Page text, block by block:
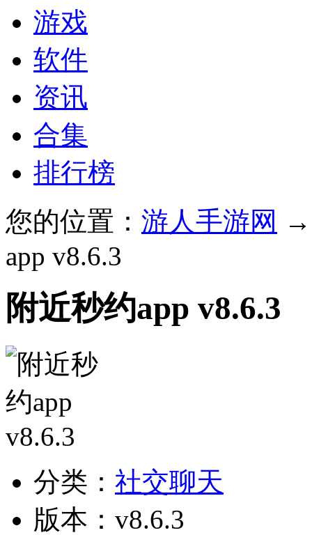
游戏
软件
资讯
合集
排行榜
您的位置： 游人手游网
app v8.6.3
附近秒约app v8.6.3
分类： 社交聊天
版本：v8.6.3